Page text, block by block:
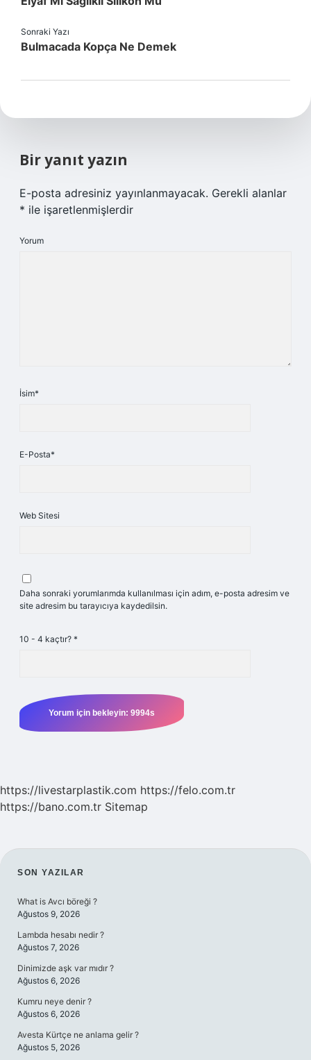
Sonraki Yazı
Bulmacada Kopça Ne Demek
Bir yanıt yazın
E-posta adresiniz yayınlanmayacak. Gerekli alanlar
* ile işaretlenmişlerdir
Yorum
İsim*
E-Posta*
Web Sitesi
Daha sonraki yorumlarımda kullanılması için adım, e-posta adresim ve
site adresim bu tarayıcıya kaydedilsin.
10 - 4 kaçtır? *
https://livestarplastik.com https://felo.com.tr
https://bano.com.tr Sitemap
SIDEBAR
SON YAZILAR
What is Avcı böreği ?
Ağustos 9, 2026
Lambda hesabı nedir ?
Ağustos 7, 2026
Dinimizde aşk var mıdır ?
Ağustos 6, 2026
Kumru neye denir ?
Ağustos 6, 2026
Avesta Kürtçe ne anlama gelir ?
Ağustos 5, 2026